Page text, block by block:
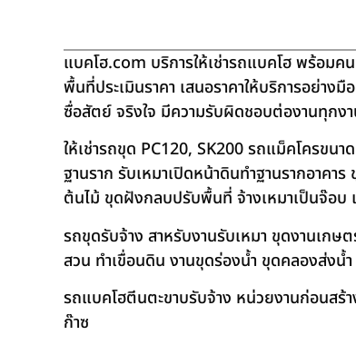
แบคโฮ.com บริการให้เช่ารถแบคโฮ พร้อมค
พื้นที่ประเมินราคา เสนอราคาให้บริการอย่าง
ซื่อสัตย์ จริงใจ มีความรับผิดชอบต่องานทุกงา
ให้เช่ารถขุด PC120, SK200 รถแม็คโครขน
ฐานราก รับเหมาเปิดหน้าดินทำฐานรากอาค
ต้นไม้ ขุดฝังกลบปรับพื้นที่ จ้างเหมาเป็นจ๊อบ เ
รถขุดรับจ้าง สาหรับงานรับเหมา ขุดงานเกษ
สวน ทำเขื่อนดิน งานขุดร่องน้ำ ขุดคลองส่งน้
รถแบคโฮตีนตะขาบรับจ้าง หน่วยงานก่อนสร้
ก๊าซ